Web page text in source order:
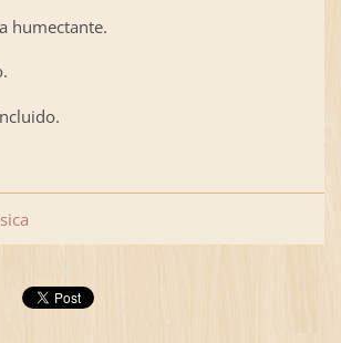
humectante.